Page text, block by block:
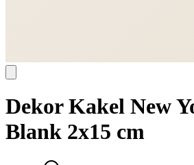
Dekor Kakel New
Blank 2x15 cm